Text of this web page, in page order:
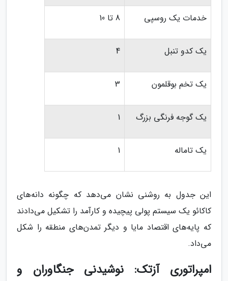
خدمات یک روسپی 8 تا 10
یک کدو تنبل 4
یک تخم بوقلمون 3
یک گوجه فرنگی بزرگ 1
یک تاماله 1
این جدول به روشنی نشان می‌دهد که چگونه دانه‌های
کاکائو یک سیستم پولی پیچیده و کارآمد را تشکیل می‌دادند
که پایه‌های اقتصاد مایا و دیگر تمدن‌های منطقه را شکل
می‌داد.
امپراتوری آزتک: نوشیدنی جنگاوران و